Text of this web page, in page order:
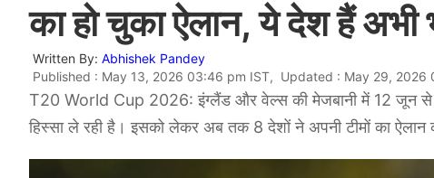
का हो चुका ऐलान, ये देश हैं अभी
Written By: Abhishek Pandey
Published : May 13, 2026 03:46 pm IST, Updated : May 29, 2026
T20 World Cup 2026: इंग्लैंड और वेल्स की मेजबानी में 12 जून से
हिस्सा ले रही है। इसको लेकर अब तक 8 देशों ने अपनी टीमों का ऐलान